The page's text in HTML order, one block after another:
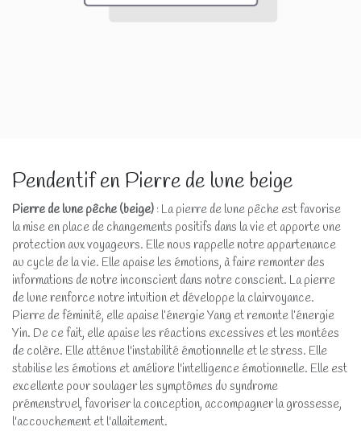
Pendentif en Pierre de lune beige
Pierre de lune pêche (beige) : La pierre de lune pêche est favorise
la mise en place de changements positifs dans la vie et apporte une
protection aux voyageurs. Elle nous rappelle notre appartenance
au cycle de la vie. Elle apaise les émotions, à faire remonter des
informations de notre inconscient dans notre conscient. La pierre
de lune renforce notre intuition et développe la clairvoyance.
Pierre de féminité, elle apaise l’énergie Yang et remonte l’énergie
Yin. De ce fait, elle apaise les réactions excessives et les montées
de colère. Elle atténue l'instabilité émotionnelle et le stress. Elle
stabilise les émotions et améliore l'intelligence émotionnelle. Elle est
excellente pour soulager les symptômes du syndrome
prémenstruel, favoriser la conception, accompagner la grossesse,
l'accouchement et l'allaitement.